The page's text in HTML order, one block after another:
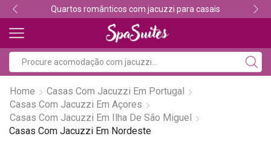
Quartos românticos com jacuzzi para casais
Home
Casas Com Jacuzzi Em Portugal
Casas Com Jacuzzi Em Açores
Casas Com Jacuzzi Em Ilha De São Miguel
Casas Com Jacuzzi Em Nordeste